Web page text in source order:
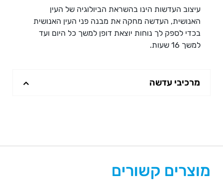
עיצוב העדשות הינו בהשראת הביולוגיה של העין
האנושית, העדשה מחקה את מבנה פני העין האנושית
בכדי לספק לך נוחות יוצאת דופן למשך כל היום ועד
למשך 16 שעות.
מרכיבי עדשה
מוצרים קשורים